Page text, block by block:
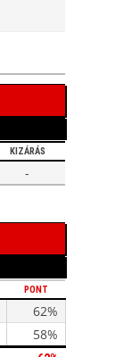
KIZÁRÁS
-
PONT
62%
58%